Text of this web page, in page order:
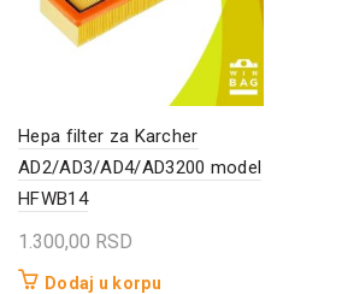
Hepa filter za Karcher
AD2/AD3/AD4/AD3200 model
HFWB14
1.300,00 RSD
Dodaj u korpu